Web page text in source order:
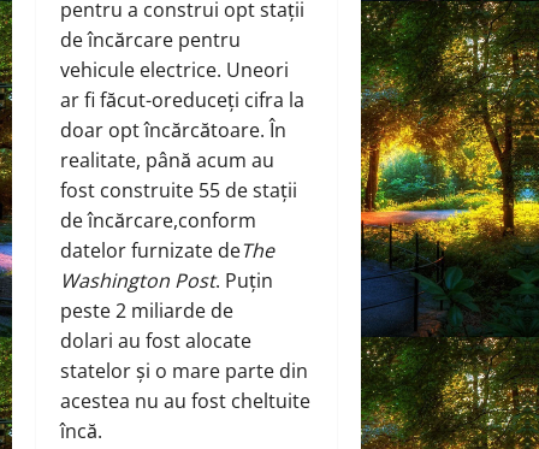
pentru a construi opt stații
de încărcare pentru
vehicule electrice. Uneori
ar fi făcut-oreduceți cifra la
doar opt încărcătoare. În
realitate, până acum au
fost construite 55 de stații
de încărcare,conform
datelor furnizate deThe
Washington Post. Puțin
peste 2 miliarde de
dolari au fost alocate
statelorși o mare parte din
acestea nu au fost cheltuite
încă.